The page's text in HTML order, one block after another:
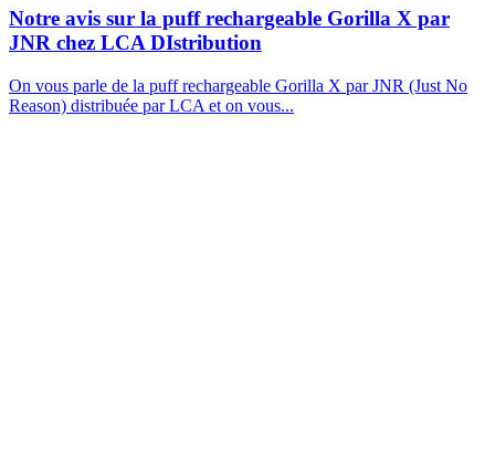
Notre avis sur la puff rechargeable Gorilla X par
JNR chez LCA DIstribution
On vous parle de la puff rechargeable Gorilla X par JNR (Just No
Reason) distribuée par LCA et on vous...